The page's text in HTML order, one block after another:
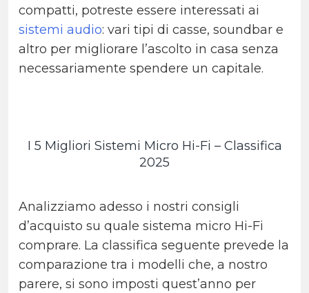
compatti, potreste essere interessati ai
sistemi audio: vari tipi di casse, soundbar e
altro per migliorare l’ascolto in casa senza
necessariamente spendere un capitale.
I 5 Migliori Sistemi Micro Hi-Fi – Classifica
2025
Analizziamo adesso i nostri consigli
d’acquisto su quale sistema micro Hi-Fi
comprare. La classifica seguente prevede la
comparazione tra i modelli che, a nostro
parere, si sono imposti quest’anno per